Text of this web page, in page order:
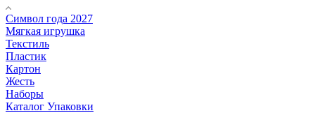
Символ года 2027
Мягкая игрушка
Текстиль
Пластик
Картон
Жесть
Наборы
Каталог Упаковки